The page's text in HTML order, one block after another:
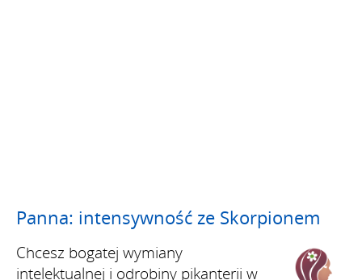
Panna: intensywność ze Skorpionem
Chcesz bogatej wymiany
intelektualnej i odrobiny pikanterii w